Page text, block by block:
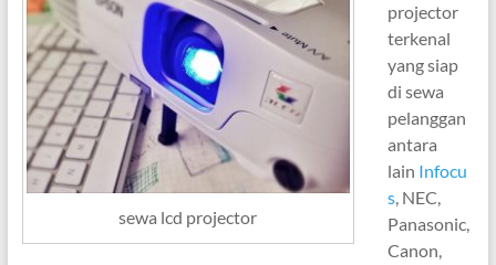
sewa lcd projector
projector
terkenal
yang siap
di sewa
pelanggan
antara
lain Infocu
s, NEC,
Panasonic,
Canon,